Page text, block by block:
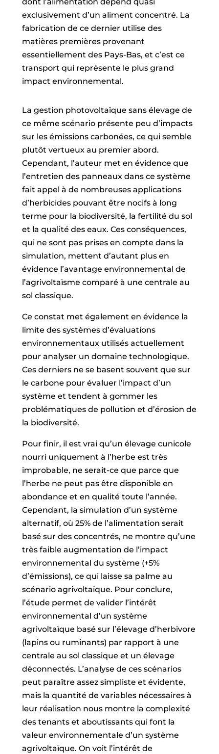
dont l’alimentation dépend quasi
exclusivement d’un aliment concentré. La
fabrication de ce dernier utilise des
matières premières provenant
essentiellement des Pays-Bas, et c’est ce
transport qui représente le plus grand
impact environnemental.
La gestion photovoltaïque sans élevage de
ce même scénario présente peu d’impacts
sur les émissions carbonées, ce qui semble
plutôt vertueux au premier abord.
Cependant, l’auteur met en évidence que
l’entretien des panneaux dans ce système
fait appel à de nombreuses applications
d’herbicides pouvant être nocifs à long
terme pour la biodiversité, la fertilité du sol
et la qualité des eaux. Ces conséquences,
qui ne sont pas prises en compte dans la
simulation, mettent d’autant plus en
évidence l’avantage environnemental de
l’agrivoltaïsme comparé à une centrale au
sol classique.
Ce constat met également en évidence la
limite des systèmes d’évaluations
environnementaux utilisés actuellement
pour analyser un domaine technologique.
Ces derniers ne se basent souvent que sur
le carbone pour évaluer l’impact d’un
système et tendent à gommer les
problématiques de pollution et d’érosion de
la biodiversité.
Pour finir, il est vrai qu’un élevage cunicole
nourri uniquement à l’herbe est très
improbable, ne serait-ce que parce que
l’herbe ne peut pas être disponible en
abondance et en qualité toute l’année.
Cependant, la simulation d’un système
alternatif, où 25% de l’alimentation serait
basé sur des concentrés, ne montre qu’une
très faible augmentation de l’impact
environnemental du système (+5%
d’émissions), ce qui laisse sa palme au
scénario agrivoltaïque. Pour conclure,
l’étude permet de valider l’intérêt
environnemental d’un système
agrivoltaïque basé sur l’élevage d’herbivore
(lapins ou ruminants) par rapport à une
centrale au sol classique et un élevage
déconnectés. L’analyse de ces scénarios
peut paraître assez simpliste et évidente,
mais la quantité de variables nécessaires à
leur réalisation nous montre la complexité
des tenants et aboutissants qui font la
valeur environnementale d’un système
agrivoltaïque. On voit l’intérêt de